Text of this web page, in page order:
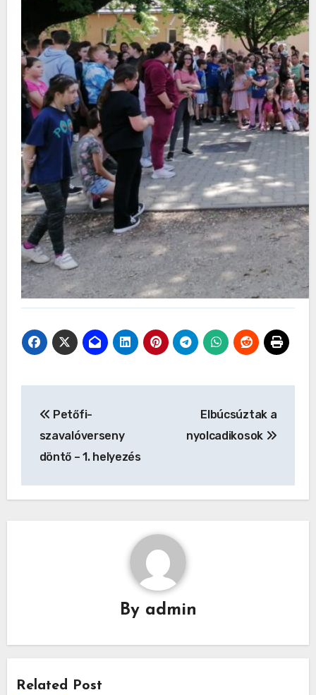
navigáció
Petőfi-
szavalóverseny
döntő – 1. helyezés
Elbúcsúztak a
nyolcadikosok
By admin
Related Post